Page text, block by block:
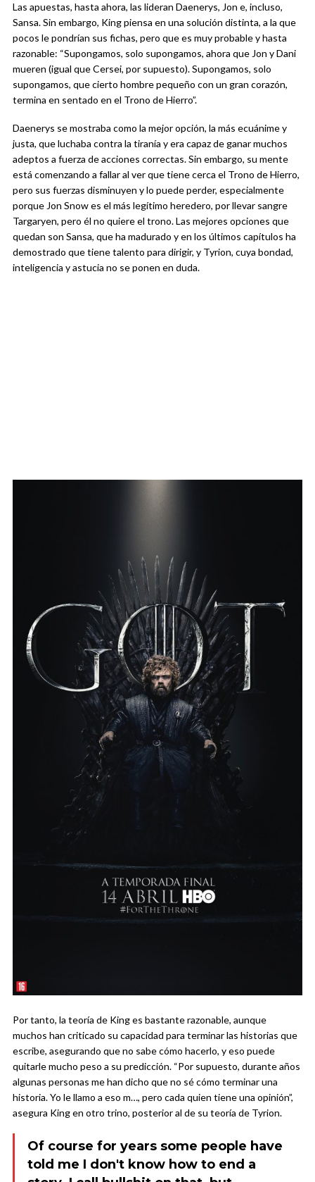
Las apuestas, hasta ahora, las lideran Daenerys, Jon e, incluso,
Sansa. Sin embargo, King piensa en una solución distinta, a la que
pocos le pondrían sus fichas, pero que es muy probable y hasta
razonable: “Supongamos, solo supongamos, ahora que Jon y Dani
mueren (igual que Cersei, por supuesto). Supongamos, solo
supongamos, que cierto hombre pequeño con un gran corazón,
termina en sentado en el Trono de Hierro”.
Daenerys se mostraba como la mejor opción, la más ecuánime y
justa, que luchaba contra la tiranía y era capaz de ganar muchos
adeptos a fuerza de acciones correctas. Sin embargo, su mente
está comenzando a fallar al ver que tiene cerca el Trono de Hierro,
pero sus fuerzas disminuyen y lo puede perder, especialmente
porque Jon Snow es el más legítimo heredero, por llevar sangre
Targaryen, pero él no quiere el trono. Las mejores opciones que
quedan son Sansa, que ha madurado y en los últimos capítulos ha
demostrado que tiene talento para dirigir, y Tyrion, cuya bondad,
inteligencia y astucia no se ponen en duda.
Por tanto, la teoría de King es bastante razonable, aunque
muchos han criticado su capacidad para terminar las historias que
escribe, asegurando que no sabe cómo hacerlo, y eso puede
quitarle mucho peso a su predicción. “Por supuesto, durante años
algunas personas me han dicho que no sé cómo terminar una
historia. Yo le llamo a eso m…, pero cada quien tiene una opinión”,
asegura King en otro trino, posterior al de su teoría de Tyrion.
Of course for years some people have
told me I don't know how to end a